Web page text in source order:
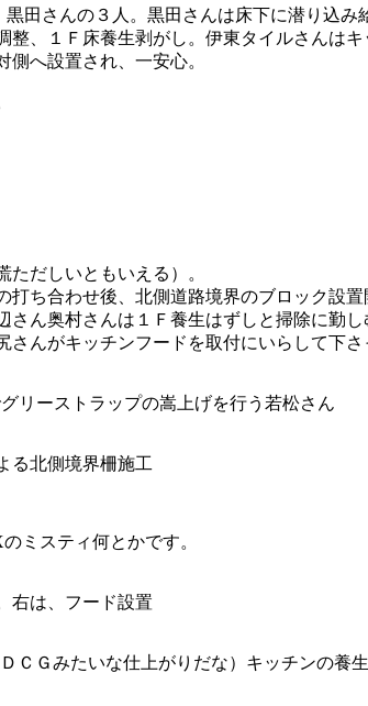
田さんの３人。黒田さんは床下に潜り込み
、１Ｆ床養生剥がし。伊東タイルさんは
へ設置され、一安心。
だしいともいえる）。
ち合わせ後、北側道路境界のブロック設
ん奥村さんは１Ｆ養生はずしと掃除に勤
んがキッチンフードを取付にいらして下
リーストラップの嵩上げを行う若松さん
る北側境界柵施工
ミスティ何とかです。
右は、フード設置
ＣＧみたいな仕上がりだな）キッチンの